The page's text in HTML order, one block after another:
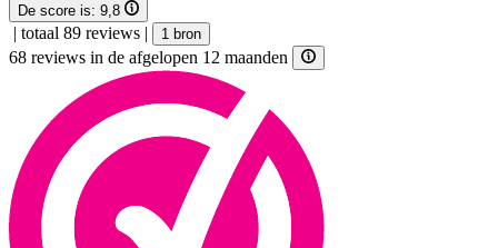
De score is: 9,8
| totaal 89 reviews | 1 bron
68 reviews in de afgelopen 12 maanden